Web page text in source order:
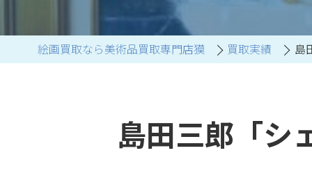
絵画買取なら美術品買取専門店獏 買取実績 島
島田三郎「シ